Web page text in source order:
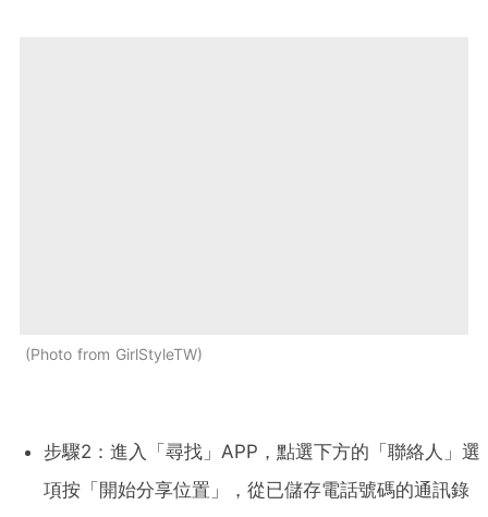
Photo from GirlStyleTW
步驟2：進入「尋找」APP，點選下方的「聯絡人」選
項按「開始分享位置」，從已儲存電話號碼的通訊錄